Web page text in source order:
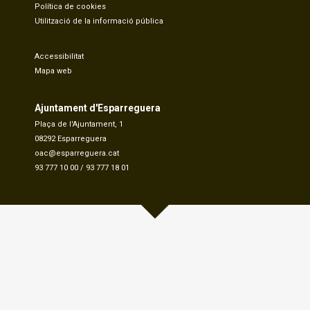
Política de cookies
Utilització de la informació pública
Accessibilitat
Mapa web
Ajuntament d'Esparreguera
Plaça de l'Ajuntament, 1
08292 Esparreguera
oac@esparreguera.cat
93 777 10 00 / 93 777 18 01